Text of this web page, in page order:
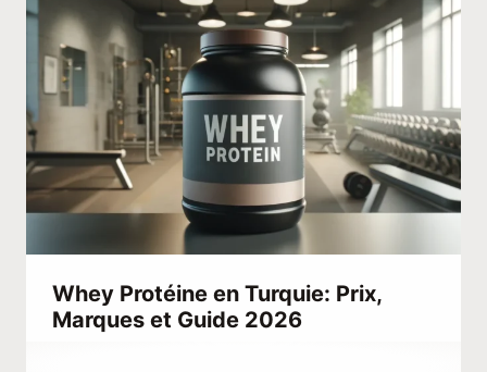
Whey Protéine en Turquie: Prix,
Marques et Guide 2026